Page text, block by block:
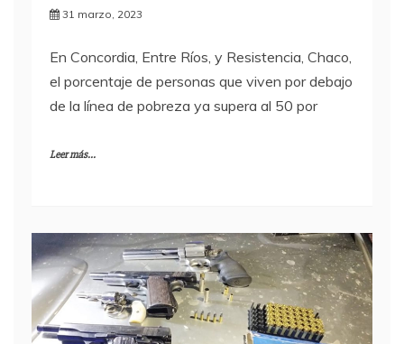
31 marzo, 2023
En Concordia, Entre Ríos, y Resistencia, Chaco,
el porcentaje de personas que viven por debajo
de la línea de pobreza ya supera al 50 por
Leer más...